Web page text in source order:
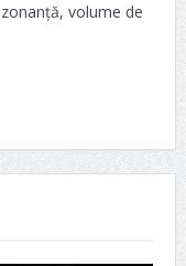
volume de